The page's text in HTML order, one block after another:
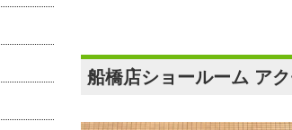
船橋店ショールーム ア